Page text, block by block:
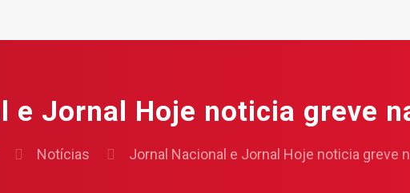
e Jornal Hoje noticia greve
Notícias Jornal Nacional e Jornal Hoje noticia greve